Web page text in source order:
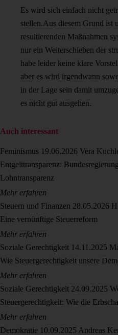
Es wird sich einfach nicht
stellen.Aus diesem Grund ist
resultierenden Maßnahmen
nur ein Weiterschieben der
habe leider keine klare
aber es wird irgendwann
in der Lage sein damit
es nicht gut ausgehen.
Auch interessant
Feminismus 19.06.2026 Vera
Entgelttransparenz:
Lohntransparenz
Mehr erfahren
Steuern und Finanzen 28.05.2026
Eine vernünftige Steuerreform
Mehr erfahren
Soziale Gerechtigkeit 14.11.2025
Wie Steuergerechtigkeit unsere
Mehr erfahren
Soziale Gerechtigkeit 24.09.2025
Steuergerechtigkeit: Wie die
Mehr erfahren
Demokratie 10.09.2025 Andreas